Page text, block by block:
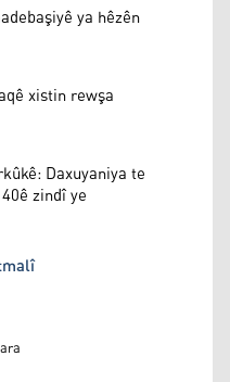
ya hêzên
xistin rewşa
Daxuyaniya te
zindî ye